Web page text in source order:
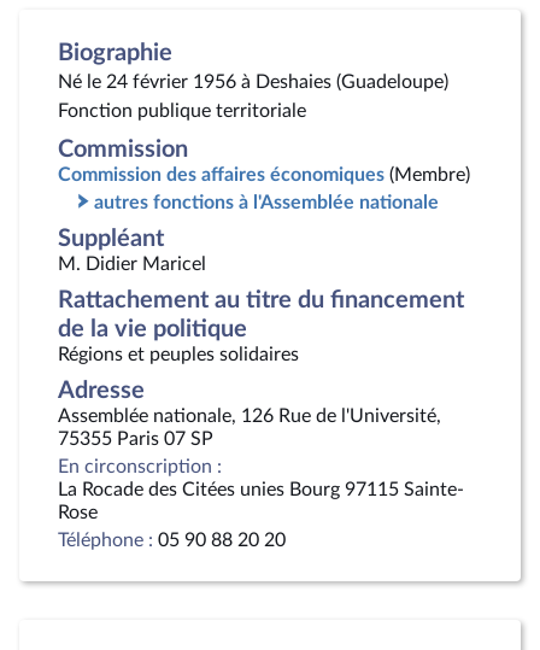
Biographie
Né le 24 février 1956 à Deshaies (Guadeloupe)
Fonction publique territoriale
Commission
Commission des affaires économiques (Membre)
autres fonctions à l'Assemblée nationale
Suppléant
M. Didier Maricel
Rattachement au titre du financement
de la vie politique
Régions et peuples solidaires
Adresse
Assemblée nationale, 126 Rue de l'Université,
75355 Paris 07 SP
En circonscription :
La Rocade des Citées unies Bourg 97115 Sainte-
Rose
Téléphone : 05 90 88 20 20